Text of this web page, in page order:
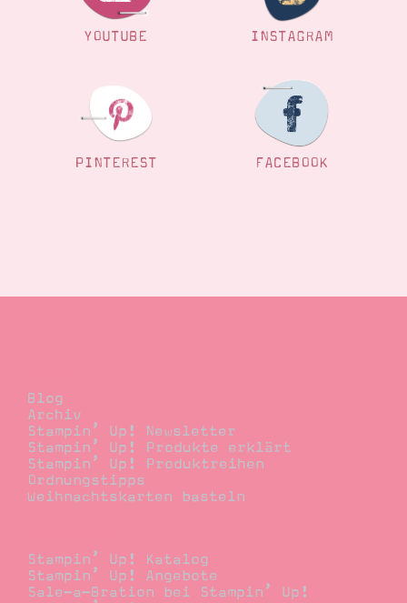
YOUTUBE INSTAGRAM
PINTEREST FACEBOOK
Blog
Archiv
Stampin’ Up! Newsletter
Stampin’ Up! Produkte erklärt
Stampin’ Up! Produktreihen
Ordnungstipps
Weihnachtskarten basteln
Stampin’ Up! Katalog
Stampin’ Up! Angebote
Sale-a-Bration bei Stampin’ Up!